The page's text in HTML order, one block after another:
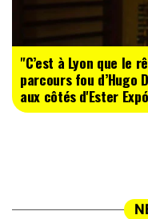
"C’est à Lyon que le
parcours fou
aux côtés d'Ester